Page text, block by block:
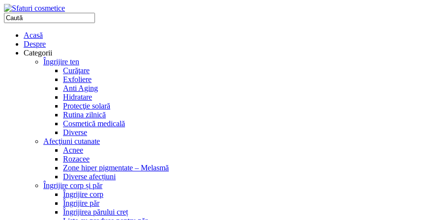
Acasă
Despre
Categorii
Îngrijire ten
Curăţare
Exfoliere
Anti Aging
Hidratare
Protecţie solară
Rutina zilnică
Cosmetică medicală
Diverse
Afecţiuni cutanate
Acnee
Rozacee
Zone hiper pigmentate – Melasmă
Diverse afecțiuni
Îngrijire corp și păr
Îngrijire corp
Îngrijire păr
Îngrijirea părului creț